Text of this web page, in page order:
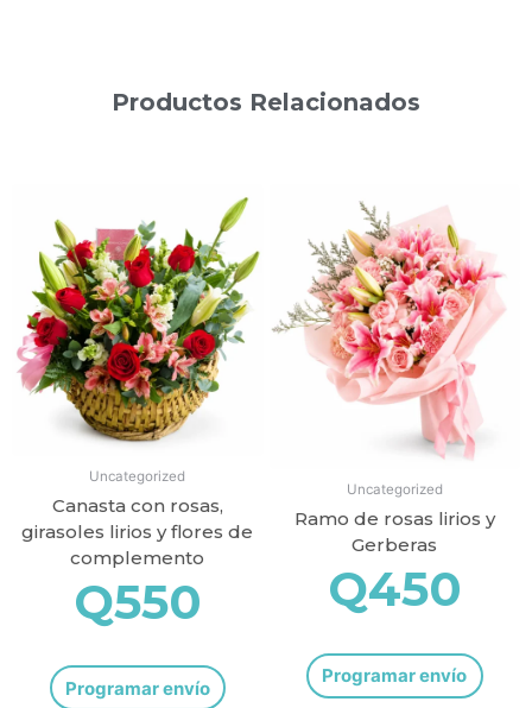
Productos Relacionados
Uncategorized
Canasta con rosas,
girasoles lirios y flores de
complemento
Q550
Programar envío
Uncategorized
Ramo de rosas lirios y
Gerberas
Q450
Programar envío